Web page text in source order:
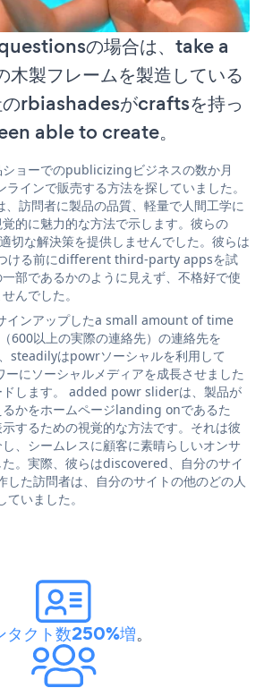
の場合は、take a
製フレームを製造している
のrbiashadesがcraftsを持っ
able to create。
ョーでのpublicizingビジネスの数か月
インで販売する方法を探していました。
訪問者に製品の品質、軽量で人間工学に
的に魅力的な方法で示します。彼らの
切な解決策を提供しませんでした。彼らは
ける前にdifferent third-party appsを試
部であるかのように見えず、不格好で使
んでした。
インアップしたa small amount of time
600以上の実際の連絡先）の連絡先を
steadilyはpowrソーシャルを利用して
にソーシャルメディアを成長させました
ドします。 added powr sliderは、製品が
かをホームページlanding onであるた
するための視覚的な方法です。それは彼
、シームレスに顧客に素晴らしいオンサ
。実際、彼らはdiscovered、自分のサイ
した訪問者は、自分のサイトの他のどの人
いました。
タクト数250%増。